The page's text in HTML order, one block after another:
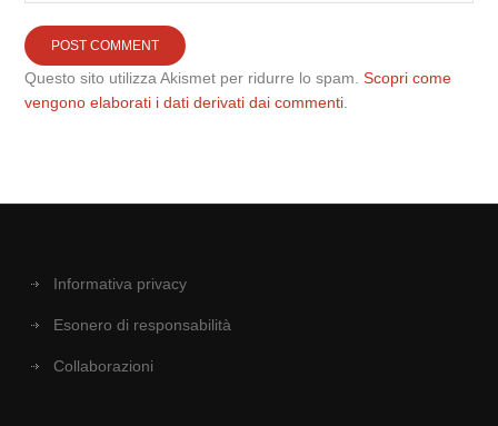
Questo sito utilizza Akismet per ridurre lo spam.Scopri come
vengono elaborati i dati derivati dai commenti
Informativa privacy
Esonero di responsabilità
Collaborazioni